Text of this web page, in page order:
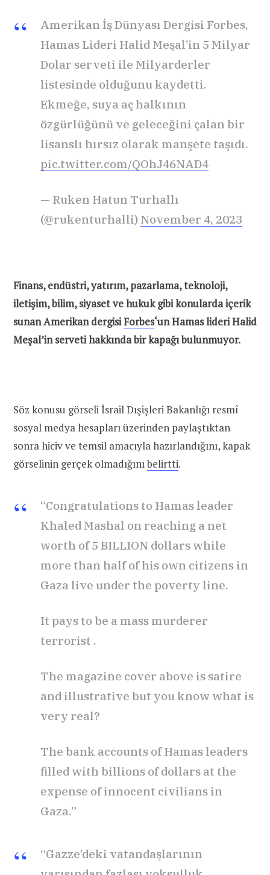
Amerikan İş Dünyası Dergisi Forbes,
Hamas Lideri Halid Meşal’in 5 Milyar
Dolar serveti ile Milyarderler
listesinde olduğunu kaydetti.
Ekmeğe, suya aç halkının
özgürlüğünü ve geleceğini çalan bir
lisanslı hırsız olarak manşete taşıdı.
pic.twitter.com/QOhJ46NAD4
— Ruken Hatun Turhallı
(@rukenturhalli) November 4, 2023
Finans, endüstri, yatırım, pazarlama, teknoloji,
iletişim, bilim, siyaset ve hukuk gibi konularda içerik
sunan Amerikan dergisiForbes‘un Hamas lideri Halid
Meşal’in serveti hakkında bir kapağı bulunmuyor.
Söz konusu görseli İsrail Dışişleri Bakanlığı resmî
sosyal medya hesapları üzerinden paylaştıktan
sonra hiciv ve temsil amacıyla hazırlandığını, kapak
görselinin gerçek olmadığınıbelirtti.
“Congratulations to Hamas leader
Khaled Mashal on reaching a net
worth of 5 BILLION dollars while
more than half of his own citizens in
Gaza live under the poverty line.
It pays to be a mass murderer
terrorist .
The magazine cover above is satire
and illustrative but you know what is
very real?
The bank accounts of Hamas leaders
filled with billions of dollars at the
expense of innocent civilians in
Gaza.”
“Gazze’deki vatandaşlarının